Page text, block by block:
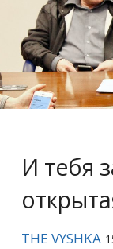
И тебя
THE VYSHKA